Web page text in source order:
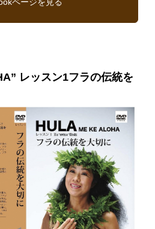
レッスン1フラの伝統を